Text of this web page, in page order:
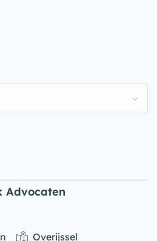
Advocaten
Overijssel